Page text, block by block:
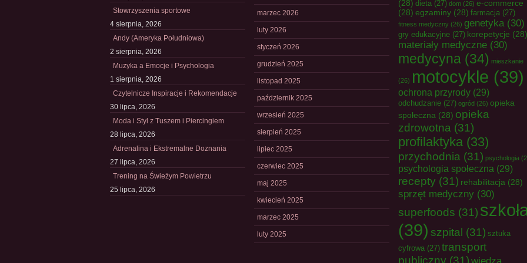
Stowrzyszenia sportowe
4 sierpnia, 2026
Andy (Ameryka Południowa)
2 sierpnia, 2026
Muzyka a Emocje i Psychologia
1 sierpnia, 2026
Czytelnicze Inspiracje i Rekomendacje
30 lipca, 2026
Moda i Styl z Tuszem i Piercingiem
28 lipca, 2026
Adrenalina i Ekstremalne Doznania
27 lipca, 2026
Trening na Świeżym Powietrzu
25 lipca, 2026
marzec 2026
luty 2026
styczeń 2026
grudzień 2025
listopad 2025
październik 2025
wrzesień 2025
sierpień 2025
lipiec 2025
czerwiec 2025
maj 2025
kwiecień 2025
marzec 2025
luty 2025
(28) dieta (27) dom (26) e-commerce
(28) egzaminy (28) farmacja (27)
fitness medyczny (26) genetyka(30)
gry edukacyjne (27) korepetycje (28)
materiały medyczne (30)
medycyna (34) mieszkanie
(26) motocykle (39)
ochrona przyrody (29)
odchudzanie (27) ogród (26) opieka
społeczna (28) opieka
zdrowotna (31)
profilaktyka (33)
przychodnia (31) psychologia
psychologia społeczna (29)
recepty (31) rehabilitacja (28)
sprzęt medyczny (30)
superfoods (31)
(39) szpital (31) sztuka
cyfrowa (27) transport
publiczny (31) wiedza